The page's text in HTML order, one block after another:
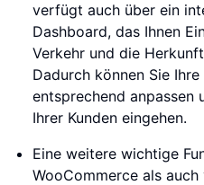
verfügt auch über ein
Dashboard, das Ihnen
Verkehr und die
Dadurch können Sie
entsprechend anpassen
Ihrer Kunden eingehen.
Eine weitere wichtige
WooCommerce als